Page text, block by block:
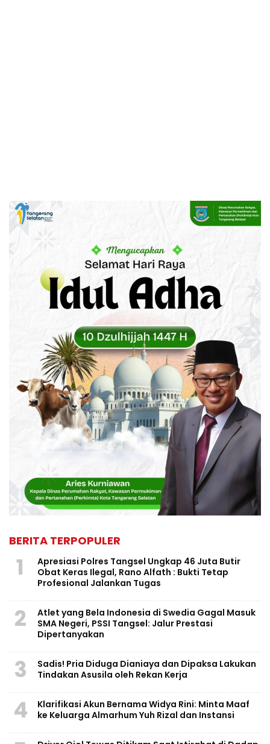
BERITA TERPOPULER
1
Apresiasi Polres Tangsel Ungkap 46 Juta Butir
Obat Keras Ilegal, Rano Alfath : Bukti Tetap
Profesional Jalankan Tugas
2
Atlet yang Bela Indonesia di Swedia Gagal Masuk
SMA Negeri, PSSI Tangsel: Jalur Prestasi
Dipertanyakan
3
Sadis! Pria Diduga Dianiaya dan Dipaksa Lakukan
Tindakan Asusila oleh Rekan Kerja
4
Klarifikasi Akun Bernama Widya Rini: Minta Maaf
ke Keluarga Almarhum Yuh Rizal dan Instansi